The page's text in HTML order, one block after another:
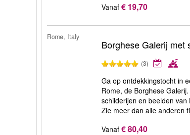
Vanaf € 19,70
Rome, Italy
Borghese Galerij met
(3)
Ga op ontdekkingstocht in
Rome, de Borghese
schilderijen en beelden
Zie meer dan alle anderen
Vanaf € 80,40